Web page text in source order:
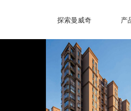
探索曼威奇 产